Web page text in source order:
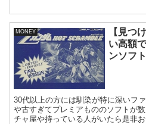
MONEY
【見つ
い高額
ンソフ
30代以上の方には馴染が特に深いフ
や古すぎてプレミアもののソフトが
チャ屋や持っている人がいたら是非